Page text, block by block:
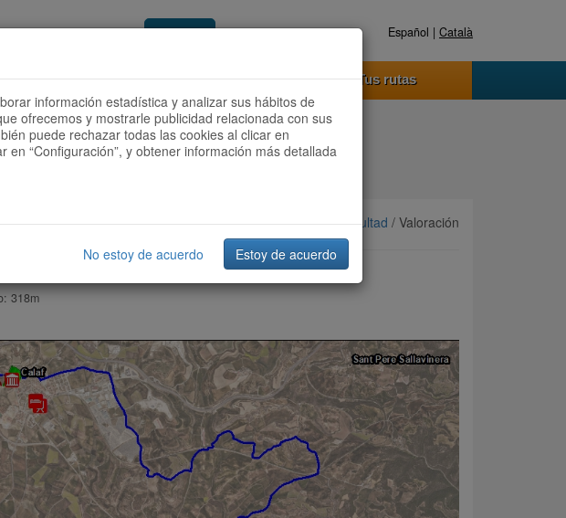
Acceder Registrate ahora Español | Català
Cómo funciona Tus rutas
Ordenar por:Más recientes/Dificultad / Valoración
318m
información estadística y analizar sus hábitos de
ofrecemos y mostrarle publicidad relacionada con sus
puede rechazar todas las cookies al clicar en
“Configuración”, y obtener información más detallada
No estoy de acuerdo Estoy de acuerdo